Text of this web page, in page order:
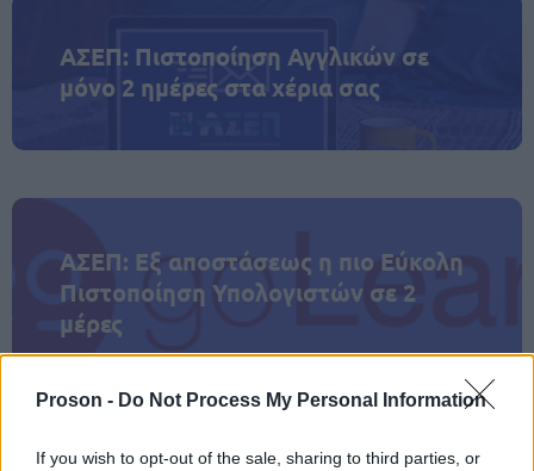
Proson - Do Not Process My Personal Information
If you wish to opt-out of the sale, sharing to third parties, or
ΑΣΕΠ: Πιστοποίηση Αγγλικών σε
μόνο 2 ημέρες στα χέρια σας
ΑΣΕΠ: Εξ αποστάσεως η πιο Εύκολη
Πιστοποίηση Υπολογιστών σε 2
μέρες